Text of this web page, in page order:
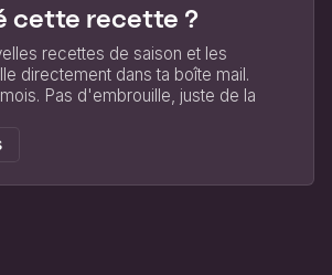
cette recette ?
recettes de saison et les
directement dans ta boîte mail.
Pas d'embrouille, juste de la